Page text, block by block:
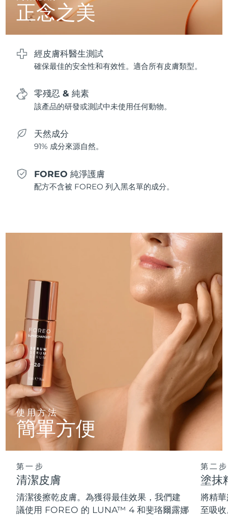
正念之美
經皮膚科醫生測試
確保最佳的安全性和有效性。適合所有皮膚類型。
零殘忍 & 純素
該產品的研發或測試中未使用任何動物。
天然成分
91% 成分來源自然。
FOREO 純淨護膚
配方不含被 FOREO 列入黑名單的成分。
使用方法
簡單方便
第一步
清潔皮膚
清潔後擦乾皮膚。為獲得最佳效果，我們建
議使用 FOREO 的 LUNA™ 4 和斐珞爾露娜
第二步
塗抹
將精
至吸
波蘭 預計送達日期
葡萄牙
波多黎各 預計送達日期8/10/26
卡達
羅馬尼亞
俄羅斯
沙烏地阿拉伯 預計送達日期
預計送達日期8/8/26
預計送達日期
南非 預計送達日期 8/16/26
南韓 預計送達日期 8/10/26
西班牙 預計送達日期8/8/26
瑞典 預計送達日期8/8/26
瑞士 預計送達日期 8/8/26
台灣 預計送達日期 8/13/26
泰國 預計送達日期8/12/26
阿拉伯聯合大公國 8/9/26
英國 預計送達日期 8/8/26